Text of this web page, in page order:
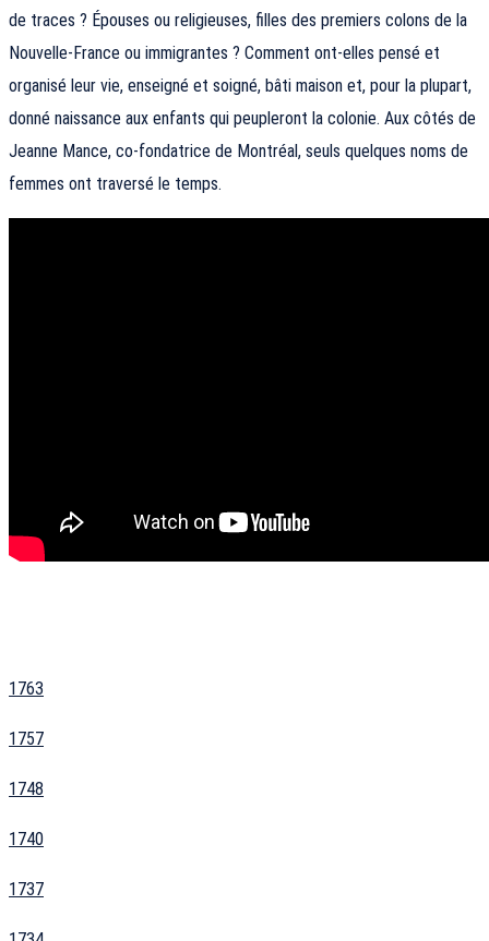
de traces ? Épouses ou religieuses, filles des premiers colons de la
Nouvelle-France ou immigrantes ? Comment ont-elles pensé et
organisé leur vie, enseigné et soigné, bâti maison et, pour la plupart,
donné naissance aux enfants qui peupleront la colonie. Aux côtés de
Jeanne Mance, co-fondatrice de Montréal, seuls quelques noms de
femmes ont traversé le temps.
1763
1757
1748
1740
1737